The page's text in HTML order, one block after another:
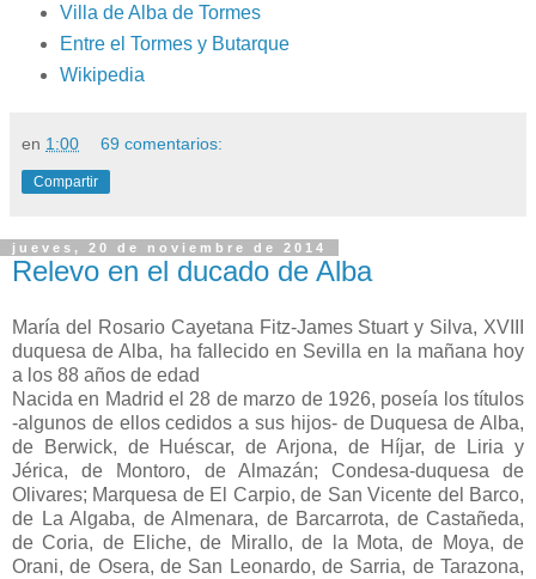
Villa de Alba de Tormes
Entre el Tormes y Butarque
Wikipedia
en 1:00 69 comentarios:
Compartir
jueves, 20 de noviembre de 2014
Relevo en el ducado de Alba
María del Rosario Cayetana Fitz-James Stuart y Silva, XVIII
duquesa de Alba, ha fallecido en Sevilla en la mañana hoy
a los 88 años de edad
Nacida en Madrid el 28 de marzo de 1926, poseía los títulos
-algunos de ellos cedidos a sus hijos-de Duquesa de Alba,
de Berwick, de Huéscar, de Arjona, de Híjar, de Liria y
Jérica, de Montoro, de Almazán; Condesa-duquesa de
Olivares; Marquesa de El Carpio, de San Vicente del Barco,
de La Algaba, de Almenara, de Barcarrota, de Castañeda,
de Coria, de Eliche, de Mirallo, de la Mota, de Moya, de
Orani, de Osera, de San Leonardo, de Sarria, de Tarazona,